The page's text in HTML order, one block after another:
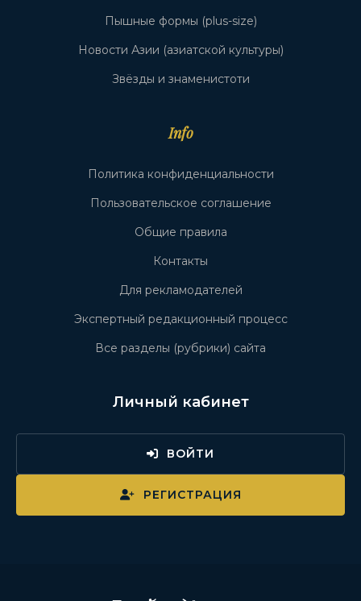
Пышные формы (plus-size)
Новости Азии (азиатской культуры)
Звёзды и знаменистоти
Info
Политика конфиденциальности
Пользовательское соглашение
Общие правила
Контакты
Для рекламодателей
Экспертный редакционный процесс
Все разделы (рубрики) сайта
Личный кабинет
ВОЙТИ
РЕГИСТРАЦИЯ